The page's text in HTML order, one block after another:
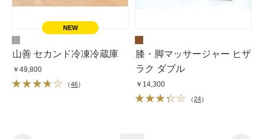
山善 セカンド冷凍冷蔵庫
￥49,800
（46）
膝・脚マッサージャー ヒザ
ラク ダブル
￥14,300
（24）